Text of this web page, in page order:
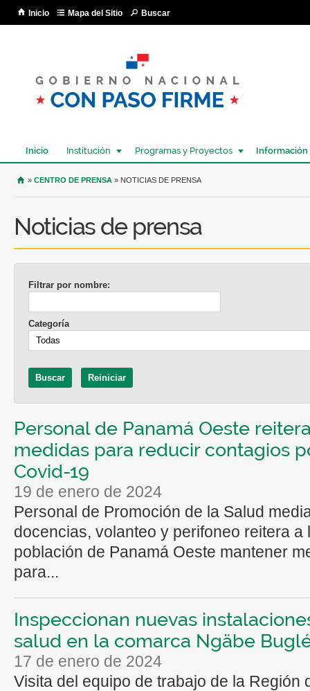
Inicio Mapa del Sitio Buscar
Inicio Institución Programas y Proyectos Información
USTED SE ENCUENTRA AQUÍ
» CENTRO DE PRENSA » NOTICIAS DE PRENSA
Noticias de prensa
Filtrar por nombre:
Categoría
Personal de Panamá Oeste
medidas para reducir contagios
Covid-19
19 de enero de 2024
Personal de Promoción de la Salud
docencias, volanteo y perifoneo reitera a
población de Panamá Oeste mantener
para...
Inspeccionan nuevas
salud en la comarca Ngäbe
17 de enero de 2024
Visita del equipo de trabajo de la Región